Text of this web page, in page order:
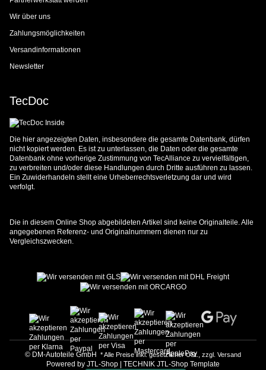
Wir über uns
Zahlungsmöglichkeiten
Versandinformationen
Newsletter
TecDoc
Die hier angezeigten Daten, insbesondere die gesamte Datenbank, dürfen
nicht kopiert werden. Es ist zu unterlassen, die Daten oder die gesamte
Datenbank ohne vorherige Zustimmung von TecAlliance zu vervielfältigen,
zu verbreiten und/oder diese Handlungen durch Dritte ausführen zu lassen.
Ein Zuwiderhandeln stellt eine Urheberrechtsverletzung dar und wird
verfolgt.
Die in diesem Online Shop abgebildeten Artikel sind keine Originalteile. Alle
angegebenen Referenz- und Originalnummern dienen nur zu
Vergleichszwecken.
© DM-Autoteile GmbH * Alle Preise inkl. gesetzlicher USt., zzgl. Versand
Powered by JTL-Shop TECHNIK JTL-Shop Template